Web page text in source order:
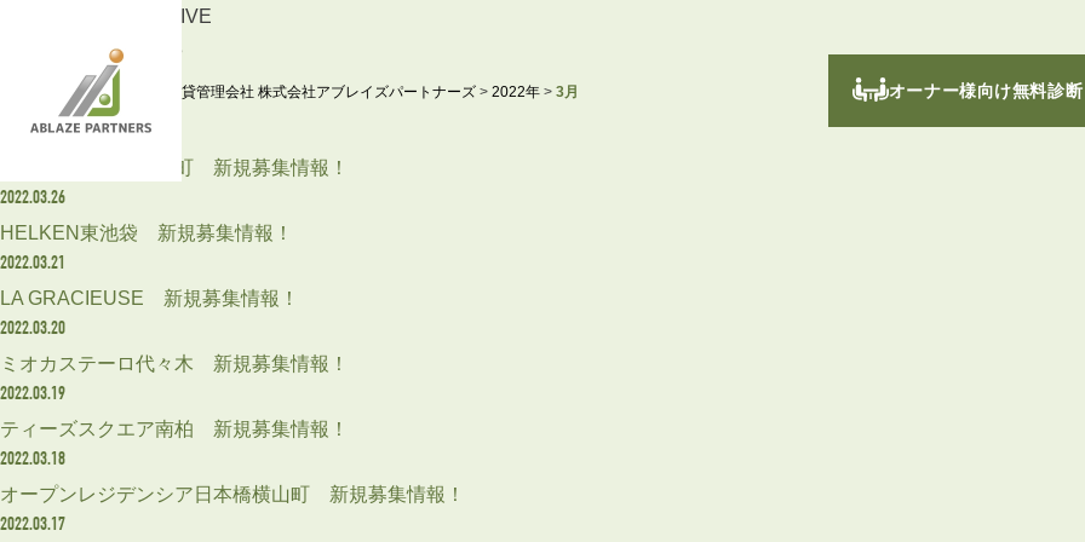
オーナー様向け無料診断
ARCHIVE
2022.3
東京の賃貸管理会社 株式会社アブレイズパートナーズ > 2022年 > 3月
2022.03.27
フレンシア四谷左門町 新規募集情報！
2022.03.26
HELKEN東池袋 新規募集情報！
2022.03.21
LA GRACIEUSE 新規募集情報！
2022.03.20
ミオカステーロ代々木 新規募集情報！
2022.03.19
ティーズスクエア南柏 新規募集情報！
2022.03.18
オープンレジデンシア日本橋横山町 新規募集情報！
2022.03.17